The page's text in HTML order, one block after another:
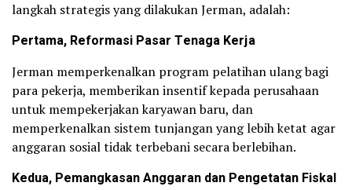
langkah strategis yang dilakukan Jerman, adalah:
Pertama, Reformasi Pasar Tenaga Kerja
Jerman memperkenalkan program pelatihan ulang bagi
para pekerja, memberikan insentif kepada perusahaan
untuk mempekerjakan karyawan baru, dan
memperkenalkan sistem tunjangan yang lebih ketat agar
anggaran sosial tidak terbebani secara berlebihan.
Kedua, Pemangkasan Anggaran dan Pengetatan Fiskal